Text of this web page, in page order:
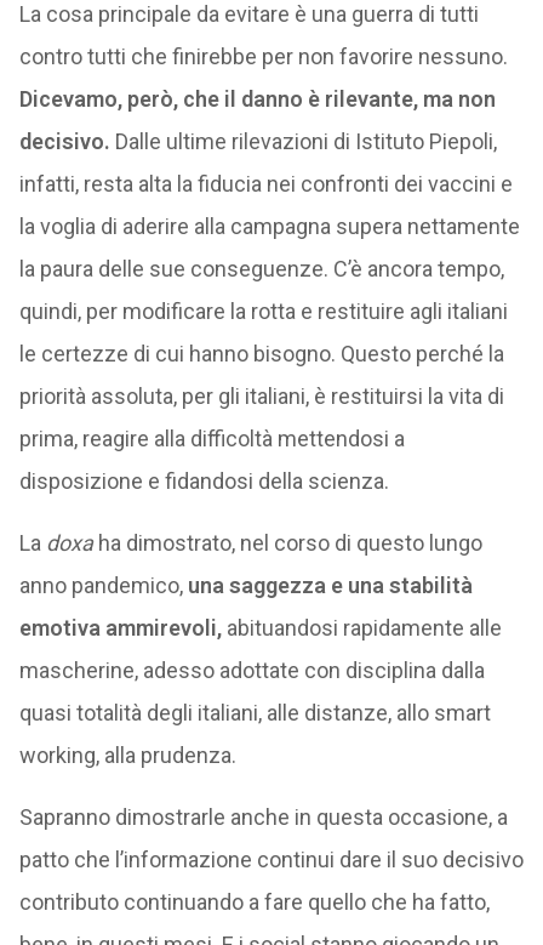
La cosa principale da evitare è una guerra di tutti
contro tutti che finirebbe per non favorire nessuno.
Dicevamo, però, che il danno è rilevante, ma non
decisivo. Dalle ultime rilevazioni di Istituto Piepoli,
infatti, resta alta la fiducia nei confronti dei vaccini e
la voglia di aderire alla campagna supera nettamente
la paura delle sue conseguenze. C’è ancora tempo,
quindi, per modificare la rotta e restituire agli italiani
le certezze di cui hanno bisogno. Questo perché la
priorità assoluta, per gli italiani, è restituirsi la vita di
prima, reagire alla difficoltà mettendosi a
disposizione e fidandosi della scienza.
La doxaha dimostrato, nel corso di questo lungo
anno pandemico,una saggezza e una stabilità
emotiva ammirevoli,abituandosi rapidamente alle
mascherine, adesso adottate con disciplina dalla
quasi totalità degli italiani, alle distanze, allo smart
working, alla prudenza.
Sapranno dimostrarle anche in questa occasione, a
patto che l’informazione continui dare il suo decisivo
contributo continuando a fare quello che ha fatto,